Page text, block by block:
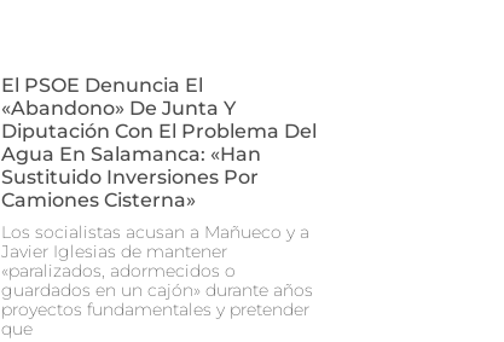
El PSOE Denuncia El
«abandono» De Junta Y
Diputación Con El Problema Del
Agua En Salamanca: «Han
Sustituido Inversiones Por
Camiones Cisterna»
Los socialistas acusan a Mañueco y a
Javier Iglesias de mantener
«paralizados, adormecidos o
guardados en un cajón» durante años
proyectos fundamentales y pretender
que